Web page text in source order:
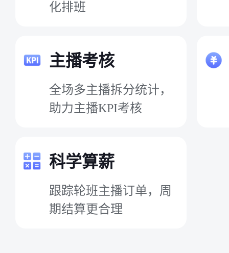
化排班
主播考核
全场多主播拆分统计，
助力主播KPI考核
科学算薪
跟踪轮班主播订单，周
期结算更合理